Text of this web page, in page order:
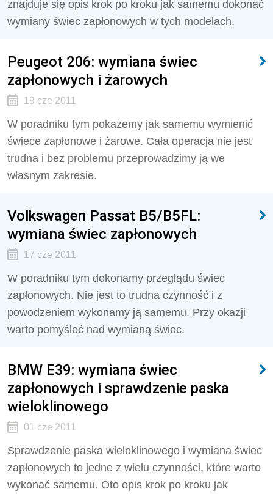
znajduje się opis krok po kroku jak samemu dokonać
wymiany świec zapłonowych w tych modelach.
Peugeot 206: wymiana świec
zapłonowych i żarowych
19 cze 2011
W poradniku tym pokażemy jak samemu wymienić
świece zapłonowe i żarowe. Cała operacja nie jest
trudna i bez problemu przeprowadzimy ją we
własnym zakresie.
Volkswagen Passat B5/B5FL:
wymiana świec zapłonowych
17 cze 2011
W poradniku tym dokonamy przeglądu świec
zapłonowych. Nie jest to trudna czynność i z
powodzeniem wykonamy ją samemu. Przy okazji
warto pomyśleć nad wymianą świec.
BMW E39: wymiana świec
zapłonowych i sprawdzenie paska
wieloklinowego
01 cze 2011
Sprawdzenie paska wieloklinowego i wymiana świec
zapłonowych to jedne z wielu czynności, które warto
wykonać samemu. Oto opis krok po kroku jak